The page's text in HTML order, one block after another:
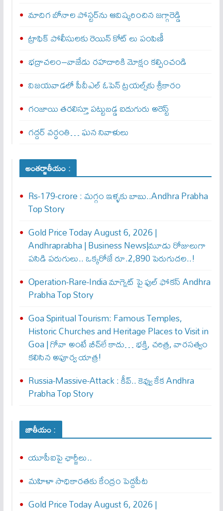
మాదిగ బోనాల పోస్టర్‌ను ఆవిష్కరించిన జగ్గారెడ్డి
ట్రాఫిక్ పోలీసులకు రెయిన్ కోట్ లు పంపిణీ
భద్రాచలం–వాజేడు రహదారికి మోక్షం కల్పించండి
విజయవాడలో పీవీఎల్ ఓపెన్ ట్రయల్స్‌కు శ్రీకారం
గంజాయి తరలిస్తూ పట్టుబడ్డ ఐదుగురు అరెస్ట్
గద్దర్ వర్ధంతి… ఘన నివాళులు
అంతర్జాతీయం :
Rs-179-crore : మ‌గ్గం ఇళ్ళ‌కు బాబు..Andhra Prabha
Top Story
Gold Price Today August 6, 2026 |
Andhraprabha | Business News|మూడు రోజులుగా
పసిడి పరుగులు.. ఒక్కరోజే రూ.2,890 పెరుగుద‌ల‌..!
Operation-Rare-India మాగ్నెట్ పై ఫుల్ ఫోక‌స్ Andhra
Prabha Top Story
Goa Spiritual Tourism: Famous Temples,
Historic Churches and Heritage Places to Visit in
Goa | గోవా అంటే బీచ్‌లే కాదు… భక్తి, చరిత్ర, వారసత్వం
కలిసిన అపూర్వ యాత్ర!
Russia-Massive-Attack : కీవ్‌.. కెవ్వు కేక‌ Andhra
Prabha Top Story
జాతీయం :
యూపీఐపై ఛార్జీలు..
మహిళా సాధికారతకు కేంద్రం పెద్దపీట
Gold Price Today August 6, 2026 |